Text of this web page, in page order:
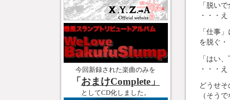
今回新録された楽曲のみを
「おまけComplete」
としてCD化しました。
「脱い
・・・
「仕事
を脱ぐ・
「はい
・・・
どうせ
（そう